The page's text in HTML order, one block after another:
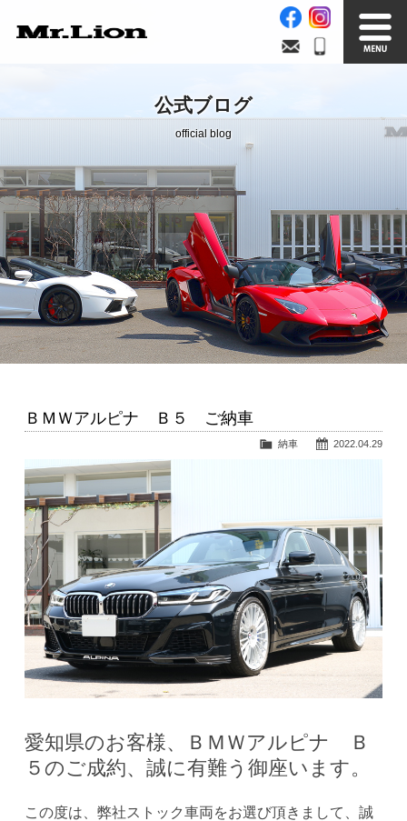
在庫車情報 買取無料査定
Factory
自社工場 サービス案内
Official Blog
公式ブログ
Company info.
会社案内
公式ブログ
official blog
ＢＭＷアルピナ Ｂ５ ご納車
2022.04.29
納車
愛知県のお客様、ＢＭＷアルピナ Ｂ
５のご成約、誠に有難う御座います。
この度は、弊社ストック車両をお選び頂きまして、誠